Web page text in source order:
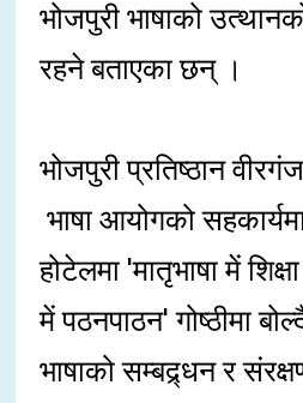
भोजपुरी भाषाको
रहने बताएका छन् ।
भोजपुरी प्रतिष्ठान
भाषा आयोगको
होटेलमा 'मातृभाषा में
में पठनपाठन' गोष्ठीमा
भाषाको सम्बद्र्धन र